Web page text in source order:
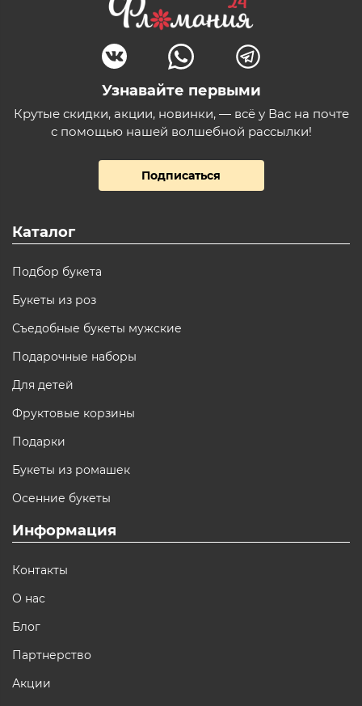
Узнавайте первыми
Крутые скидки, акции, новинки, — всё у Вас на почте
с помощью нашей волшебной рассылки!
Подписаться
Каталог
Подбор букета
Букеты из роз
Съедобные букеты мужские
Подарочные наборы
Для детей
Фруктовые корзины
Подарки
Букеты из ромашек
Осенние букеты
Информация
Контакты
О нас
Блог
Партнерство
Акции